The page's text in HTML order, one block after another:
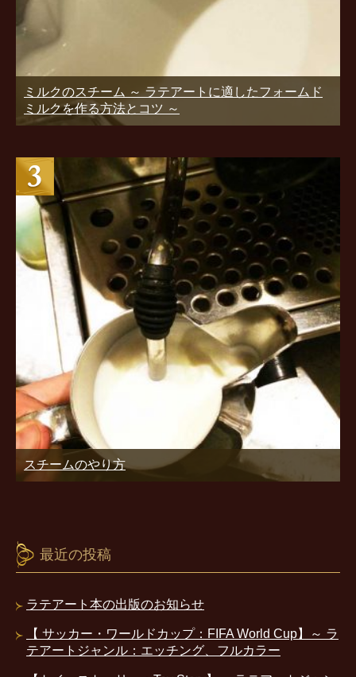
ミルクのスチーム ～ ラテアートに適したフォームド
ミルクを作る方法とコツ ～
スチームのやり方
最近の投稿
ラテアート本の出版のお知らせ
【 サッカー・ワールドカップ：FIFA World Cup】～ ラ
テアートジャンル：エッチング、フルカラー